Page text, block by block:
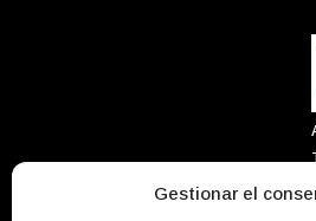
Gestionar el